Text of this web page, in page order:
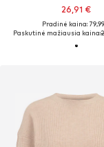
26,91 €
Pradinė kaina:
Paskutinė mažiausia kaina: